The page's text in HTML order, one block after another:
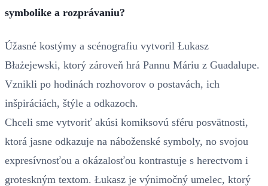
symbolike a rozprávaniu?
Úžasné kostýmy a scénografiu vytvoril Łukasz
Błażejewski, ktorý zároveň hrá Pannu Máriu z Guadalupe.
Vznikli po hodinách rozhovorov o postavách, ich
inšpiráciách, štýle a odkazoch.
Chceli sme vytvoriť akúsi komiksovú sféru posvätnosti,
ktorá jasne odkazuje na náboženské symboly, no svojou
expresívnosťou a okázalosťou kontrastuje s herectvom i
groteskným textom. Łukasz je výnimočný umelec, ktorý